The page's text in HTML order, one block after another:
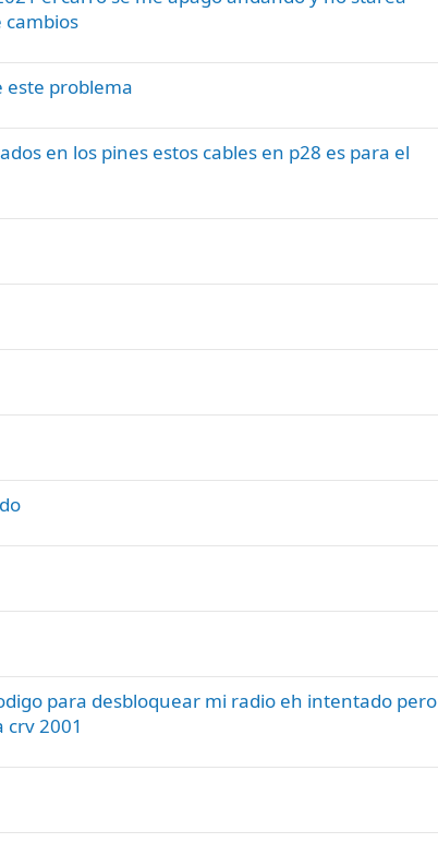
cambios
este problema
en los pines estos cables en p28 es para el
para desbloquear mi radio eh intentado pero
2001